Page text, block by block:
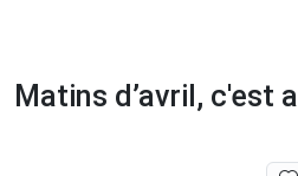
Matins d’avril, c'est